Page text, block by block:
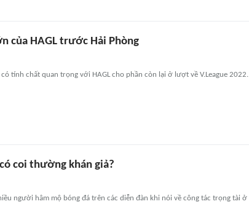
của HAGL trước Hải Phòng
có tính chất quan trọng với HAGL cho phần còn lại ở lượt về V.League 2022.
coi thường khán giả?
người hâm mộ bóng đá trên các diễn đàn khi nói về công tác trọng tài ở